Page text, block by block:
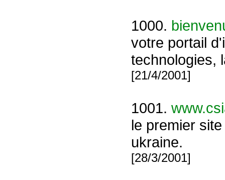
1000.
votre portail
technologies,
[21/4/2001]
1001.
le premier
ukraine.
[28/3/2001]